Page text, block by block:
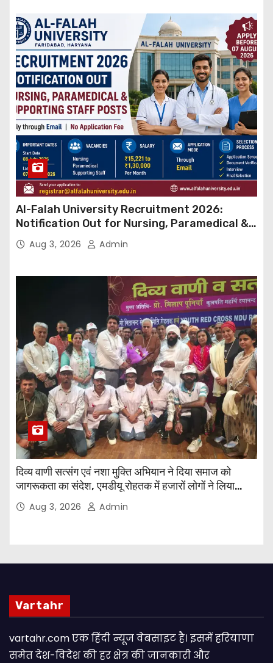
Al-Falah University Recruitment 2026:
Notification Out for Nursing, Paramedical &
Supporting Staff Posts, Apply Through Email
Aug 3, 2026 Admin
दिव्य वाणी सत्संग एवं नशा मुक्ति अभियान ने दिया समाज को
जागरूकता का संदेश, एमडीयू रोहतक में हजारों लोगों ने लिया
संकल्पAug 3, 2026 Admin
Vartahr
vartahr.com एक हिंदी न्यूज वेबसाइट है। इसमें हरियाणा
समेत देश-विदेश की हर क्षेत्र की जानकारी और